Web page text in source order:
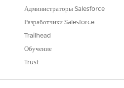
Набор полномочий
Agentforce (Salesforce
Узнайте, как просматривать
полномочий.
и выберите пункт «
Администраторы Salesforce
Разработчики Salesforce
Trailhead
Обучение
Trust